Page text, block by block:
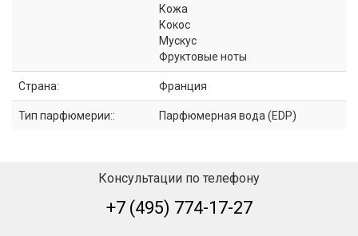
Кожа
Кокос
Мускус
Фруктовые ноты
Страна: Франция
Тип парфюмерии:: Парфюмерная вода (EDP)
Консультации по телефону
+7 (495) 774-17-27